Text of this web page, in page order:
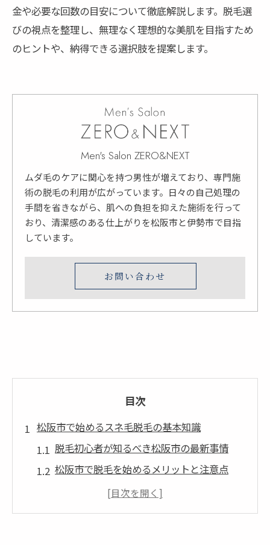
金や必要な回数の目安について徹底解説します。脱毛選
びの視点を整理し、無理なく理想的な美肌を目指すため
のヒントや、納得できる選択肢を提案します。
Men's Salon ZERO&NEXT
ムダ毛のケアに関心を持つ男性が増えており、専門施
術の脱毛の利用が広がっています。日々の自己処理の
手間を省きながら、肌への負担を抑えた施術を行って
おり、清潔感のある仕上がりを松阪市と伊勢市で目指
しています。
お問い合わせ
目次
松阪市で始めるスネ毛脱毛の基本知識
脱毛初心者が知るべき松阪市の最新事情
松阪市で脱毛を始めるメリットと注意点
スネ毛脱毛の流れと必要な準備ポイント
脱毛 松阪市で人気のメンズ向け特徴とは